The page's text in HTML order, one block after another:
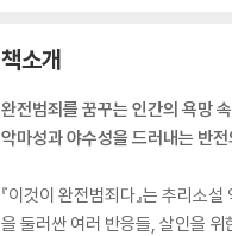
책소개
완전범죄를 꿈꾸는 인간의 욕망
악마성과 야수성을 드러내는 반
『이것이 완전범죄다』는 추리소
을 둘러싼 여러 반응들, 살인을